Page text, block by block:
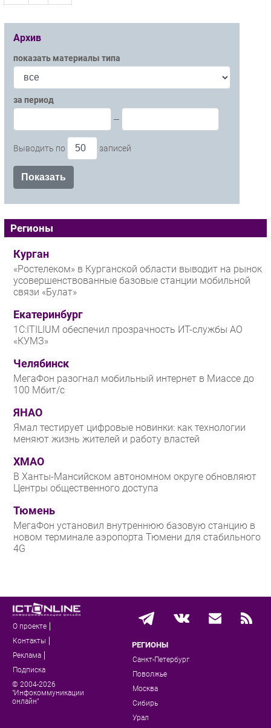
Архив
показать материалы типа
за период
—
Выводить по записей
Регионы
Курган
«Ростелеком» в Курганской области выводит на рынок
усовершенствованные базовые станции мобильной
связи «Булат»
Екатеринбург
1С:ITILIUM обеспечил прозрачность ИТ-службы АО
«КУМЗ»
Челябинск
МегаФон разогнал мобильный интернет в Миассе до
100 Мбит/с
ЯНАО
Ямал тестирует цифровые новинки: как технологии
меняют жизнь жителей и работу властей
ХМАО
В Ханты-Мансийском автономном округе обновляют
Центры общественного доступа
Тюмень
МегаФон установил внутреннюю базовую станцию в
новом терминале аэропорта Тюмени для стабильного
4G
О проекте
Контакты
Реклама
Подписка
© 2004-2026
"Инфокоммуникации
онлайн"
РЕГИОНЫ
Санкт-Петербург
Поволжье
Москва
Сибирь
Урал